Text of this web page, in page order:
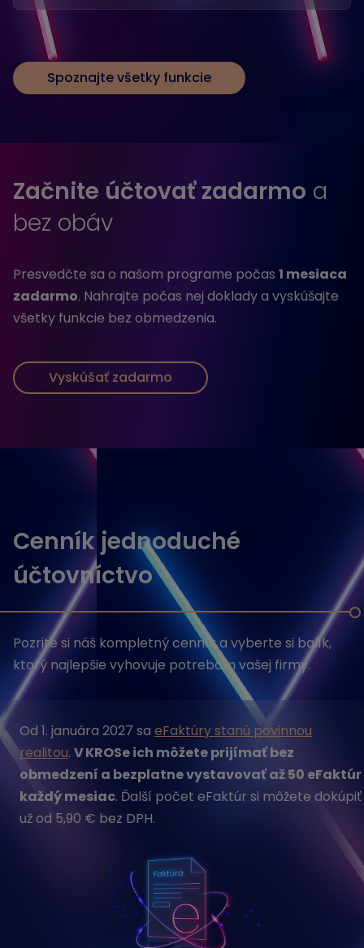
Spoznajte všetky funkcie
Začnite účtovať zadarmo a
bez obáv
Presvedčte sa o našom programe počas 1 mesiaca
zadarmo. Nahrajte počas nej doklady a vyskúšajte
všetky funkcie bez obmedzenia.
Vyskúšať zadarmo
Cenník jednoduché
účtovníctvo
Pozrite si náš kompletný cenník a vyberte si balík,
ktorý najlepšie vyhovuje potrebám vašej firmy.
Od 1. januára 2027 sa eFaktúry stanú povinnou
realitou. V KROSe ich môžete prijímať bez
obmedzení a bezplatne vystavovať až 50 eFaktúr
každý mesiac. Ďalší počet eFaktúr si môžete dokúpiť
už od 5,90 € bez DPH.